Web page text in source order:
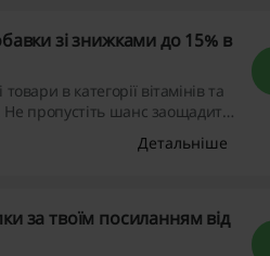
зі знижками до 15% в
в категорії вітамінів та
Не пропустіть шанс заощадити
Детальніше
за твоїм посиланням від